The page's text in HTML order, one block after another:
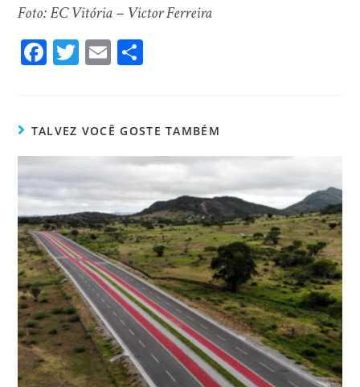
Foto: EC Vitória – Victor Ferreira
Fa
ok
T
er
E
TALVEZ VOCÊ GOSTE TAMBÉM